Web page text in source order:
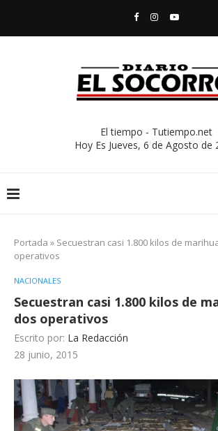
El tiempo - Tutiempo.net
Hoy Es Jueves, 6 de Agosto de
Portada » Secuestran casi 1.800 kilos de
operativos
NACIONALES
Secuestran casi 1.800 kilos de
dos operativos
Escrito por: La Redacción
28 junio, 2015